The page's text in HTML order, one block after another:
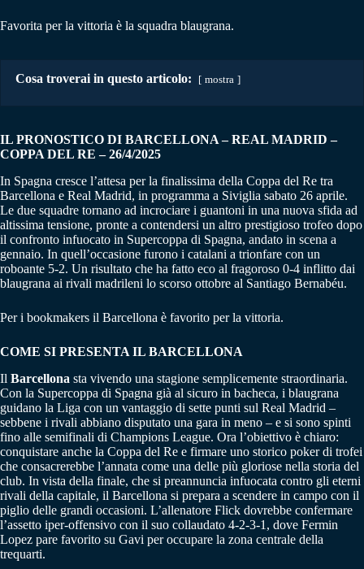
Favorita per la vittoria è la squadra blaugrana.
Cosa troverai in questo articolo: mostra
IL PRONOSTICO DI BARCELLONA – REAL MADRID–
COPPA DEL RE – 26/4/2025
In Spagna cresce l’attesa per la finalissima della Coppa del Re tra
Barcellona e Real Madrid, in programma a Siviglia sabato 26 aprile.
Le due squadre tornano ad incrociare i guantoni in una nuova sfida ad
altissima tensione, pronte a contendersi un altro prestigioso trofeo dopo
il confronto infuocato in Supercoppa di Spagna, andato in scena a
gennaio. In quell’occasione furono i catalani a trionfare con un
roboante 5-2. Un risultato che ha fatto eco al fragoroso 0-4 inflitto dai
blaugrana ai rivali madrileni lo scorso ottobre al Santiago Bernabéu.
Per i bookmakers il Barcellona è favorito per la vittoria.
COME SI PRESENTA IL BARCELLONA
Il Barcellona sta vivendo una stagione semplicemente straordinaria.
Con la Supercoppa di Spagna già al sicuro in bacheca, i blaugrana
guidano la Liga con un vantaggio di sette punti sul Real Madrid –
sebbene i rivali abbiano disputato una gara in meno – e si sono spinti
fino alle semifinali di Champions League. Ora l’obiettivo è chiaro:
conquistare anche la Coppa del Re e firmare uno storico poker di trofei
che consacrerebbe l’annata come una delle più gloriose nella storia del
club. In vista della finale, che si preannuncia infuocata contro gli eterni
rivali della capitale, il Barcellona si prepara a scendere in campo con il
piglio delle grandi occasioni. L’allenatore Flick dovrebbe confermare
l’assetto iper-offensivo con il suo collaudato 4-2-3-1, dove Fermin
Lopez pare favorito su Gavi per occupare la zona centrale della
trequarti.